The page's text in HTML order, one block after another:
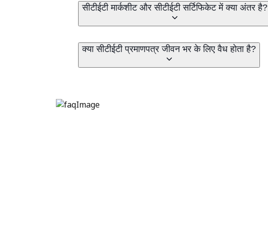
सीटीईटी मार्कशीट और सीटीईटी सर्टिफिकेट में क्या अंतर है?
क्या सीटीईटी प्रमाणपत्र जीवन भर के लिए वैध होता है?